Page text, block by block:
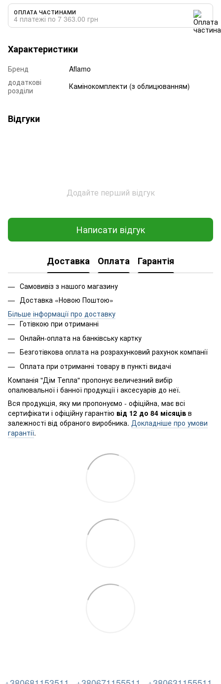
ОПЛАТА ЧАСТИНАМИ
4 платежі по 7 363.00 грн
Характеристики
Бренд
Aflamo
додаткові
розділи
Камінокомплекти (з облицюванням)
Відгуки
Додайте перший відгук
Написати відгук
Доставка Оплата Гарантія
Самовивіз з нашого магазину
Доставка «Новою Поштою»
Більше інформації про доставку
Готівкою при отриманні
Онлайн-оплата на банківську картку
Безготівкова оплата на розрахунковий рахунок компанії
Оплата при отриманні товару в пункті видачі
Компанія "Дім Тепла" пропонує величезний вибір
опалювальної і банної продукції і аксесуарів до неї.
Вся продукція, яку ми пропонуємо - офіційна, має всі
сертифікати і офіційну гарантію від 12 до 84 місяців в
залежності від обраного виробника. Докладніше про умови
гарантії.